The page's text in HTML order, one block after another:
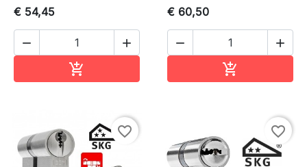
€ 54,45
 

€ 60,50
 

favorite_border favorite_border